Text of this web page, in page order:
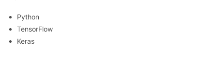
Python
TensorFlow
Keras